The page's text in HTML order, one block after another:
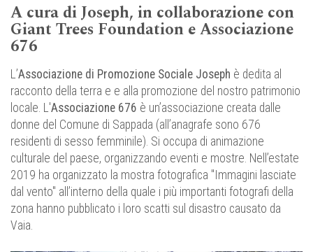
A cura di Joseph, in collaborazione con
Giant Trees Foundation e Associazione
676
L’Associazione di Promozione Sociale Joseph è dedita al
racconto della terra e e alla promozione del nostro patrimonio
locale. L'Associazione 676 è un’associazione creata dalle
donne del Comune di Sappada (all’anagrafe sono 676
residenti di sesso femminile). Si occupa di animazione
culturale del paese, organizzando eventi e mostre. Nell’estate
2019 ha organizzato la mostra fotografica "Immagini lasciate
dal vento" all’interno della quale i più importanti fotografi della
zona hanno pubblicato i loro scatti sul disastro causato da
Vaia.